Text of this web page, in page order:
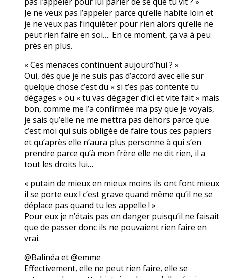
Je ne veux pas l’appeler parce qu’elle habite loin et
je ne veux pas l’inquiéter pour rien alors qu’elle ne
peut rien faire en soi…. En ce moment, ça va à peu
près en plus.
« Ces menaces continuent aujourd’hui ? »
Oui, dès que je ne suis pas d’accord avec elle sur
quelque chose c’est du « si t’es pas contente tu
dégages » ou « tu vas dégager d’ici et vite fait » mais
bon, comme me l’a confirmée ma psy que je voyais,
je sais qu’elle ne me mettra pas dehors parce que
c’est moi qui suis obligée de faire tous ces papiers
et qu’après elle n’aura plus personne à qui s’en
prendre parce qu’à mon frère elle ne dit rien, il a
tout les droits lui…
« putain de mieux en mieux moins ils ont font mieux
il se porte eux ! c’est grave quand même qu’il ne se
déplace pas quand tu les appelle ! »
Pour eux je n’étais pas en danger puisqu’il ne faisait
que de passer donc ils ne pouvaient rien faire en
vrai.
@Balinéa et @emme
Effectivement, elle ne peut rien faire, elle se